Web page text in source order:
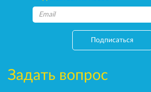
Подписаться
Задать вопрос